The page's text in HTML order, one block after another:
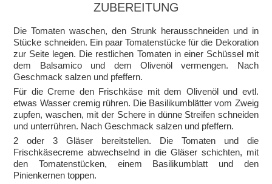
ZUBEREITUNG
Die Tomaten waschen, den Strunk herausschneiden und in
Stücke schneiden. Ein paar Tomatenstücke für die Dekoration
zur Seite legen. Die restlichen Tomaten in einer Schüssel mit
dem Balsamico und dem Olivenöl vermengen. Nach
Geschmack salzen und pfeffern.
Für die Creme den Frischkäse mit dem Olivenöl und evtl.
etwas Wasser cremig rühren. Die Basilikumblätter vom Zweig
zupfen, waschen, mit der Schere in dünne Streifen schneiden
und unterrühren. Nach Geschmack salzen und pfeffern.
2 oder 3 Gläser bereitstellen. Die Tomaten und die
Frischkäsecreme abwechselnd in die Gläser schichten, mit
den Tomatenstücken, einem Basilikumblatt und den
Pinienkernen toppen.